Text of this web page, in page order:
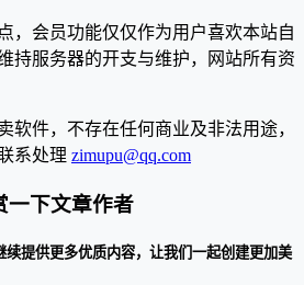
，会员功能仅仅作为用户喜欢本站自
持服务器的开支与维护，网站所有资
软件，不存在任何商业及非法用途，
系处理 zimupu@qq.com
一下文章作者
提供更多优质内容，让我们一起创建更加美